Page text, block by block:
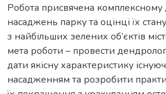
Робота присвячена
насаджень парку та оцінці їх
з найбільших зелених об’єктів
мета роботи – провести
дати якісну характеристику
насадженням та розробити